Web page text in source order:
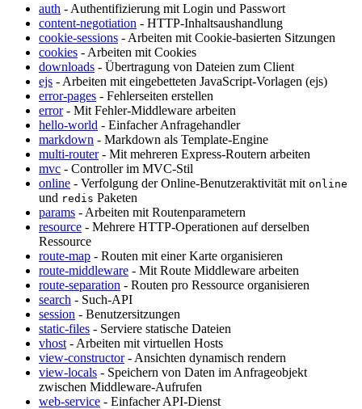
auth - Authentifizierung mit Login und Passwort
content-negotiation - HTTP-Inhaltsaushandlung
cookie-sessions - Arbeiten mit Cookie-basierten Sitzungen
cookies - Arbeiten mit Cookies
downloads - Übertragung von Dateien zum Client
ejs - Arbeiten mit eingebetteten JavaScript-Vorlagen (ejs)
error-pages - Fehlerseiten erstellen
error- Mit Fehler-Middleware arbeiten
hello-world - Einfacher Anfragehandler
markdown - Markdown als Template-Engine
multi-router- Mit mehreren Express-Routern arbeiten
mvc - Controller im MVC-Stil
online - Verfolgung der Online-Benutzeraktivität mit online
und redis Paketen
params - Arbeiten mit Routenparametern
resource - Mehrere HTTP-Operationen auf derselben
Ressource
route-map - Routen mit einer Karte organisieren
route-middleware - Mit Route Middleware arbeiten
route-separation - Routen pro Ressource organisieren
search - Such-API
session - Benutzersitzungen
static-files - Serviere statische Dateien
vhost - Arbeiten mit virtuellen Hosts
view-constructor- Ansichten dynamisch rendern
view-locals - Speichern von Daten im Anfrageobjekt
zwischen Middleware-Aufrufen
web-service - Einfacher API-Dienst